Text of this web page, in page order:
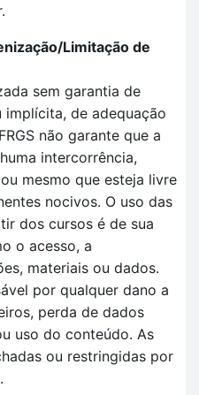
Limitação de
sem garantia de
de adequação
não garante que a
intercorrência,
mesmo que esteja livre
nocivos. O uso das
dos cursos é de sua
o acesso, a
materiais ou dados.
por qualquer dano a
perda de dados
uso do conteúdo. As
ou restringidas por